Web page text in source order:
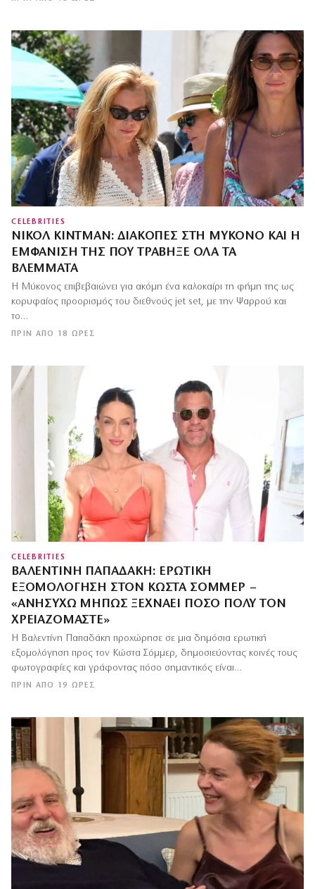
CELEBRITIES
ΝΙΚΌΛ ΚΊΝΤΜΑΝ: ΔΙΑΚΟΠΈΣ ΣΤΗ ΜΎΚΟΝΟ ΚΑΙ Η
ΕΜΦΆΝΙΣΉ ΤΗΣ ΠΟΥ ΤΡΆΒΗΞΕ ΌΛΑ ΤΑ
ΒΛΈΜΜΑΤΑ
ΠΡΙΝ ΑΠΌ 18 ΏΡΕΣ
Η Μύκονος επιβεβαιώνει για ακόμη ένα καλοκαίρι τη φήμη της ως
κορυφαίος προορισμός του διεθνούς jet set, με την Ψαρρού και
το…
CELEBRITIES
ΒΑΛΕΝΤΊΝΗ ΠΑΠΑΔΆΚΗ: ΕΡΩΤΙΚΉ
ΕΞΟΜΟΛΌΓΗΣΗ ΣΤΟΝ ΚΏΣΤΑ ΣΌΜΜΕΡ –
«ΑΝΗΣΥΧΏ ΜΉΠΩΣ ΞΕΧΝΆΕΙ ΠΌΣΟ ΠΟΛΎ ΤΟΝ
ΧΡΕΙΑΖΌΜΑΣΤΕ»
ΠΡΙΝ ΑΠΌ 19 ΏΡΕΣ
Η Βαλεντίνη Παπαδάκη προχώρησε σε μια δημόσια ερωτική
εξομολόγηση προς τον Κώστα Σόμμερ, δημοσιεύοντας κοινές τους
φωτογραφίες και γράφοντας πόσο σημαντικός είναι…